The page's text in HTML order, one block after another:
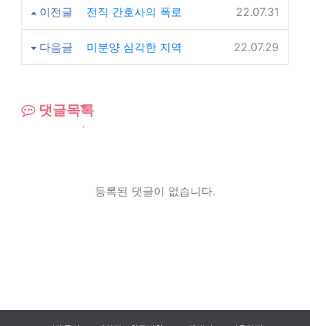
이전글 전직 간호사의 폭로 22.07.31
다음글 미분양 심각한 지역 22.07.29
댓글목록
등록된 댓글이 없습니다.